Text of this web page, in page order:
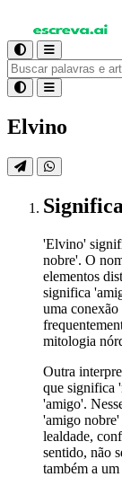
Elvino
'Elvino'
nobre'. O
elementos
significa
uma
mitologia
Outra
que significa
'amigo'.
'amigo
lealdade,
sentido, não
também a